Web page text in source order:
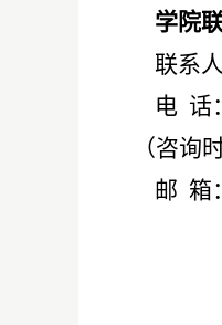
学院
联系
电 话
（咨询
邮 箱